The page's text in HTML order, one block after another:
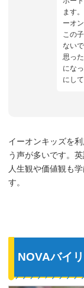
ます
ーオ
この
ない
思っ
にな
にし
イーオンキッズを
う声が多いです。
人生観や価値観も
す。
NOVAバイ